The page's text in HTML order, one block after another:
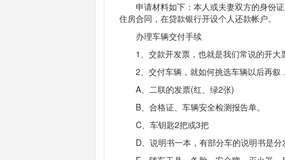
申请材料如下：本人或夫妻双方的身份证
住房合同，在贷款银行开设个人还款帐户。
办理车辆交付手续
1、交款开发票，也就是我们常说的开大
2、交付车辆，就如何挑选车辆以后再叙
A、二联的发票(红、绿2张)
B、合格证、车辆安全检测报告单。
C、车钥匙2把或3把
D、说明书一本，有部分车的说明书是分